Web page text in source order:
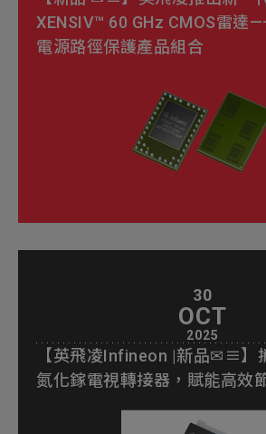
XENSIV™ 60 GHz CMOS雷達
電源路徑保護產品組合
30
OCT
2025
【英飛凌Infineon |新品✉≡】
氮化鎵電視轉接器，賦能高效